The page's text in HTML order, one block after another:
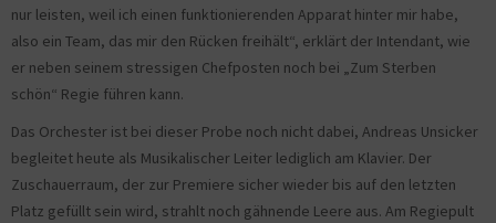
nur leisten, weil ich einen funktionierenden Apparat hinter mir habe,
also ein Team, das mir den Rücken freihält“, erklärt der Intendant, wie
er neben seinem stressigen Chefposten noch bei „Zum Sterben
schön“ Regie führen kann.
Das Orchester ist bei dieser Probe noch nicht dabei, Andreas Unsicker
begleitet heute als Musikalischer Leiter lediglich am Klavier. Der
Zuschauerraum, der zur Premiere sicher wieder bis auf den letzten
Platz gefüllt sein wird, strahlt noch gähnende Leere aus. Am Regiepult